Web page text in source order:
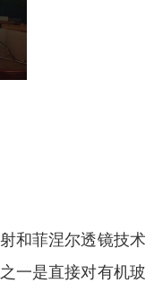
和菲涅尔透镜技
一是直接对有